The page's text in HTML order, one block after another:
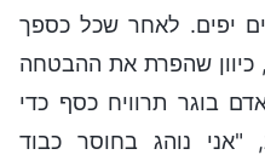
יפים. לאחר שכל כספך
שהפרת את ההבטחה
בוגר תרוויח כסף כדי
"אני נוהג בחוסר כבוד